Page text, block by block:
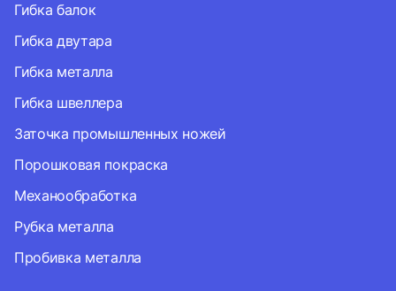
Гибка балок
Гибка двутара
Гибка металла
Гибка швеллера
Заточка промышленных ножей
Порошковая покраска
Механообработка
Рубка металла
Пробивка металла